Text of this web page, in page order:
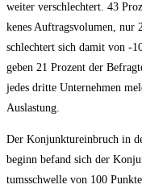
wei­ter ver­schlech­tert. 43
ke­nes Auf­trags­vo­lu­men, nur
schlech­tert sich damit von
geben 21 Pro­zent der
jedes drit­te Unter­neh­men
Auslastung.
Der Kon­junk­tur­ein­bruch in
be­ginn befand sich der
tums­schwel­le von 100